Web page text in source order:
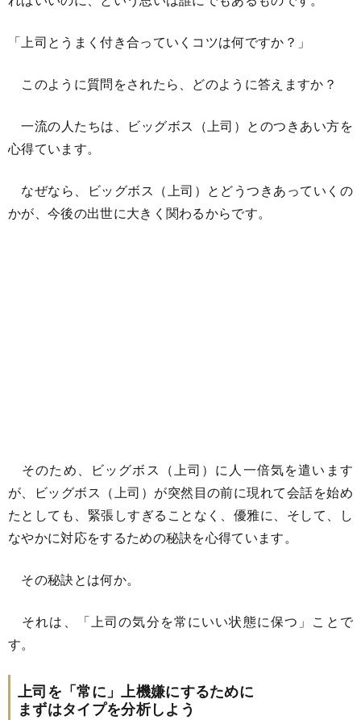
「上司とうまく付き合っていくコツは何ですか？」
このように質問をされたら、どのように答えますか？
一流の人たちは、ビッグボス（上司）とのつきあい方を
心得ています。
なぜなら、ビッグボス（上司）とどうつきあっていくの
かが、今後の出世に大きく関わるからです。
そのため、ビッグボス（上司）に人一倍気を遣います
が、ビッグボス（上司）が突然目の前に現れて会話を始め
たとしても、緊張しすぎることなく、優雅に、そして、し
なやかに対応をするための秘訣を心得ています。
その秘訣とは何か。
それは、「上司の気分を常にいい状態に保つ」ことで
す。
上司を「常に」上機嫌にするために
まずはタイプを分析しよう